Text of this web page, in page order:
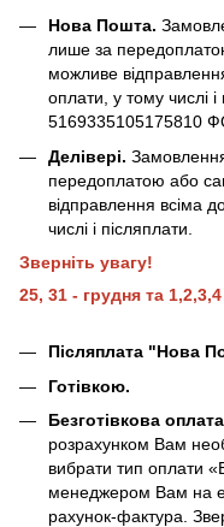
Нова Пошта.
лише за
можливе
оплати, у тому числі
5169335105175810
Делівері.
передоплатою або
відправлення всіма
числі і післяплати.
Зверніть увагу!
25, 31 - грудня та 1,2,3,4
Післяплата "Нова
Готівкою.
Безготівкова
розрахунком Вам
вибрати тип оплати
менеджером Вам на
рахунок-фактура.